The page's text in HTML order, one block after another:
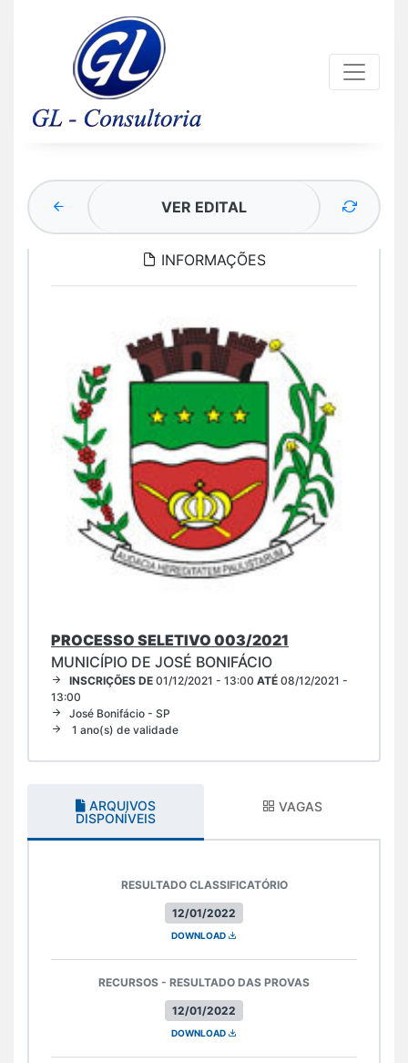
VER EDITAL
INFORMAÇÕES
PROCESSO SELETIVO 003/2021
MUNICÍPIO DE JOSÉ BONIFÁCIO
INSCRIÇÕES DE 01/12/2021 - 13:00 ATÉ 08/12/2021 -
13:00
José Bonifácio - SP
1 ano(s) de validade
ARQUIVOS
DISPONÍVEIS
VAGAS
12/01/2022
RESULTADO CLASSIFICATÓRIO
DOWNLOAD
12/01/2022
RECURSOS - RESULTADO DAS PROVAS
DOWNLOAD